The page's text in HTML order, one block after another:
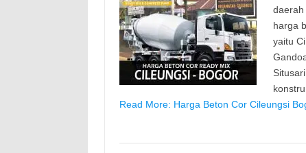
daerah
harga
yaitu
Read More: Harga Beton Cor Cileungsi